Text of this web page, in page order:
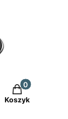
Produkty w
Koszyk